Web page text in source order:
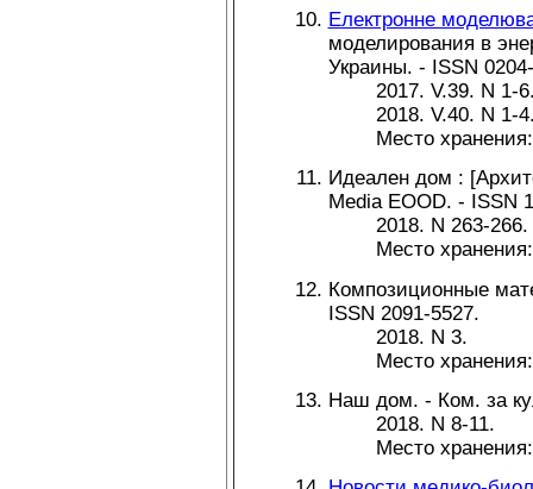
Електронне
моделирования в
Украины. - ISSN
2017. V.39. N 1-
2018. V.40. N 1-
Место
Идеален дом :
Media EOOD. - ISSN
2018. N 263-266.
Место
Композиционные
ISSN 2091-5527.
2018. N 3.
Место
Наш дом. - Ком. за
2018. N 8-11.
Место